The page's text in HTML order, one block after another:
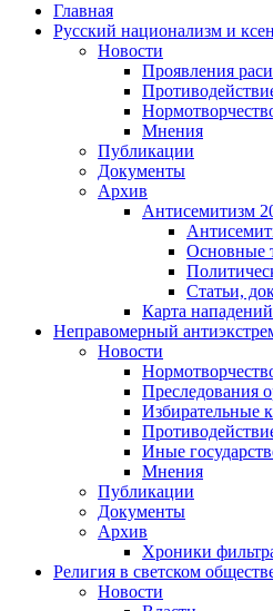
Главная
Русский национализм и
Новости
Проявления
Мнения
Публикации
Документы
Архив
Антисемитизм
Основные
Статьи,
Карта
Неправомерный
Новости
Преследования
Избирательные
Иные
Мнения
Публикации
Документы
Архив
Хроники
Религия в светском
Новости